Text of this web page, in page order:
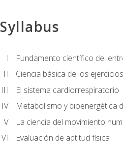
Syllabus
Fundamento científico del
Ciencia básica de los ejercicios
El sistema cardiorrespiratorio
Metabolismo y bioenergética
La ciencia del movimiento
Evaluación de aptitud física